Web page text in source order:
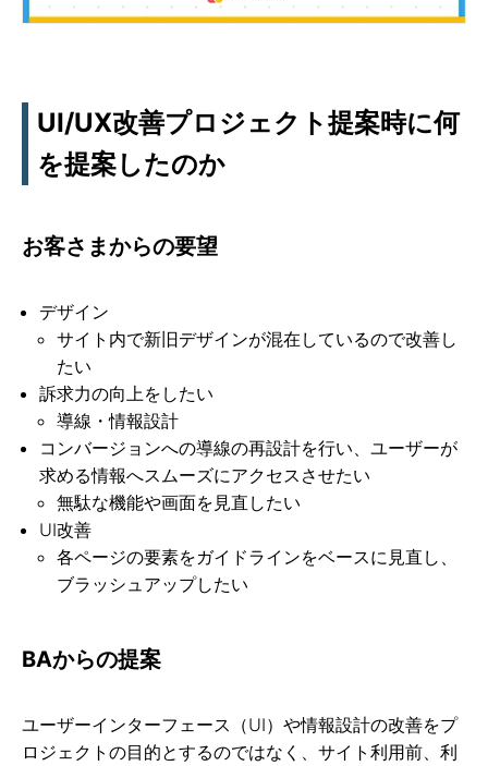
UI/UX改善プロジェクト提案時に何
を提案したのか
お客さまからの要望
デザイン
サイト内で新旧デザインが混在しているので改善し
たい
訴求力の向上をしたい
導線・情報設計
コンバージョンへの導線の再設計を行い、ユーザーが
求める情報へスムーズにアクセスさせたい
無駄な機能や画面を見直したい
UI改善
各ページの要素をガイドラインをベースに見直し、
ブラッシュアップしたい
BAからの提案
ユーザーインターフェース（UI）や情報設計の改善をプ
ロジェクトの目的とするのではなく、サイト利用前、利